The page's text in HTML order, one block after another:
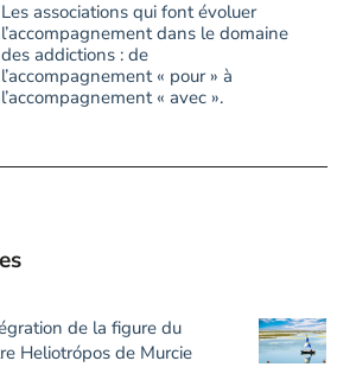
Les associations qui font évoluer
l’accompagnement dans le domaine
des addictions : de
l’accompagnement « pour » à
l’accompagnement « avec ».
de la figure du
Heliotrópos de Murcie